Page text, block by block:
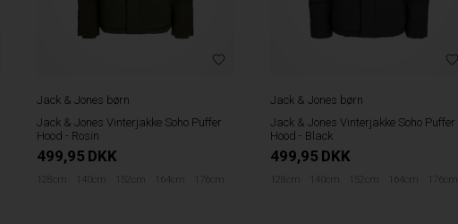
Jack & Jones børn
Jack & Jones Vinterjakke Soho Puffer
Hood - Rosin
499,95 DKK
128cm 140cm 152cm 164cm 176cm
Jack & Jones børn
Jack & Jones Vinterjakke Soho Puffer
Hood - Black
499,95 DKK
128cm 140cm 152cm 164cm 176cm